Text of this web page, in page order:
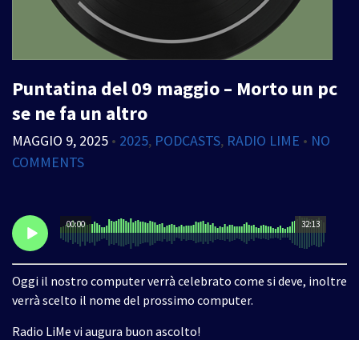
Puntatina del 09 maggio – Morto un pc
se ne fa un altro
MAGGIO 9, 2025 • 2025, PODCASTS, RADIO LIME • NO
COMMENTS
32:13
00:00
Oggi il nostro computer verrà celebrato come si deve, inoltre
verrà scelto il nome del prossimo computer.
Radio LiMe vi augura buon ascolto!